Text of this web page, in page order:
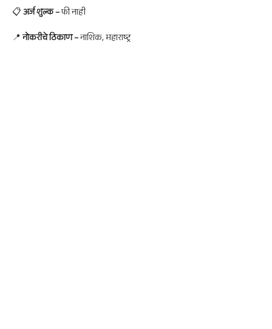
📋अर्ज शुल्क –फी नाही
📍नोकरीचे ठिकाण –नाशिक, महाराष्ट्र